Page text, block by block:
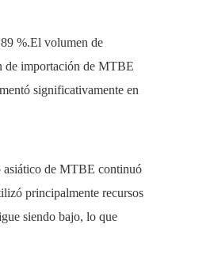
%.El volumen de
de importación de MTBE
significativamente en
asiático de MTBE continuó
principalmente recursos
siendo bajo, lo que